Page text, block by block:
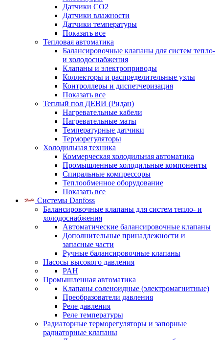
Датчики CO2
Датчики влажности
Датчики температуры
Показать все
Тепловая автоматика
Балансировочные клапаны для систем тепло-
и холодоснабжения
Клапаны и электроприводы
Коллекторы и распределительные узлы
Контроллеры и диспетчеризация
Показать все
Теплый пол ДЕВИ (Ридан)
Нагревательные кабели
Нагревательные маты
Температурные датчики
Терморегуляторы
Холодильная техника
Коммерческая холодильная автоматика
Промышленные холодильные компоненты
Спиральные компрессоры
Теплообменное оборудование
Показать все
Системы Danfoss
Балансировочные клапаны для систем тепло- и
холодоснабжения
Автоматические балансировочные клапаны
Дополнительные принадлежности и
запасные части
Ручные балансировочные клапаны
Насосы высокого давления
PAH
Промышленная автоматика
Клапаны соленоидные (электромагнитные)
Преобразователи давления
Реле давления
Реле температуры
Радиаторные терморегуляторы и запорные
радиаторные клапаны